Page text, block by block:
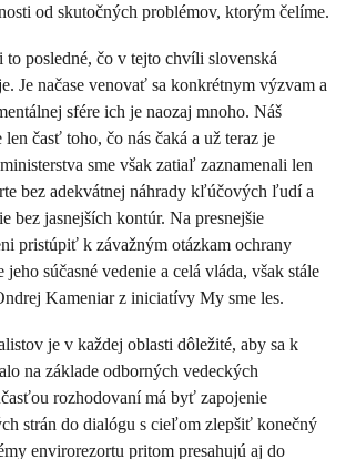
od skutočných problémov, ktorým čelíme.
to posledné, čo v tejto chvíli slovenská
Je načase venovať sa konkrétnym výzvam a
sfére ich je naozaj mnoho. Náš
časť toho, čo nás čaká a už teraz je
sme však zatiaľ zaznamenali len
bez adekvátnej náhrady kľúčových ľudí a
bez jasnejších kontúr. Na presnejšie
pristúpiť k závažným otázkam ochrany
súčasné vedenie a celá vláda, však stále
Kameniar z iniciatívy My sme les.
je v každej oblasti dôležité, aby sa k
na základe odborných vedeckých
rozhodovaní má byť zapojenie
strán do dialógu s cieľom zlepšiť konečný
envirorezortu pritom presahujú aj do